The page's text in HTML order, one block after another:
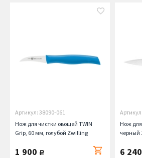
Артикул: 38090-061
Нож для чистки овощей TWIN
Grip, 60 мм, голубой Zwilling
1 900 руб.
Нож
черный
6 240